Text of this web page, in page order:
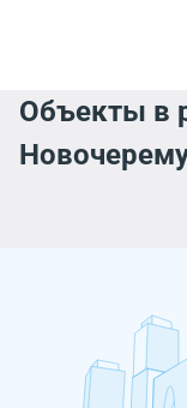
Объекты в